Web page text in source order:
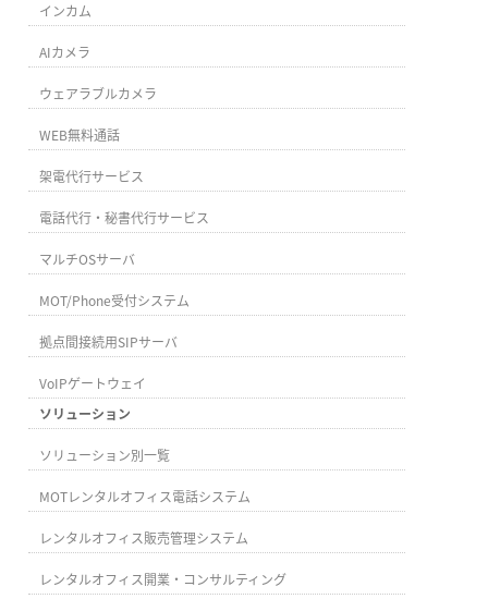
インカム
AIカメラ
ウェアラブルカメラ
WEB無料通話
架電代行サービス
電話代行・秘書代行サービス
マルチOSサーバ
MOT/Phone受付システム
拠点間接続用SIPサーバ
VoIPゲートウェイ
ソリューション
ソリューション別一覧
MOTレンタルオフィス電話システム
レンタルオフィス販売管理システム
レンタルオフィス開業・コンサルティング